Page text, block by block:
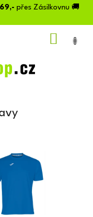
přes Zásilkovnu 🚚